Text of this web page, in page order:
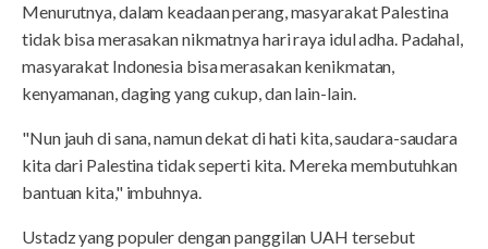
Menurutnya, dalam keadaan perang, masyarakat Palestina
tidak bisa merasakan nikmatnya hari raya idul adha. Padahal,
masyarakat Indonesia bisa merasakan kenikmatan,
kenyamanan, daging yang cukup, dan lain-lain.
"Nun jauh di sana, namun dekat di hati kita, saudara-saudara
kita dari Palestina tidak seperti kita. Mereka membutuhkan
bantuan kita," imbuhnya.
Ustadz yang populer dengan panggilan UAH tersebut